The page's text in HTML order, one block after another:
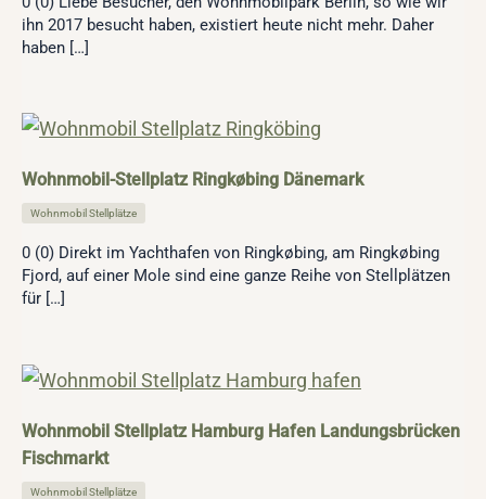
ihn 2017 besucht haben, existiert heute nicht mehr. Daher
haben […]
Wohnmobil-Stellplatz Ringkøbing Dänemark
Wohnmobil Stellplätze
0 (0) Direkt im Yachthafen von Ringkøbing, am Ringkøbing
Fjord, auf einer Mole sind eine ganze Reihe von Stellplätzen
für […]
Wohnmobil Stellplatz Hamburg Hafen Landungsbrücken
Fischmarkt
Wohnmobil Stellplätze